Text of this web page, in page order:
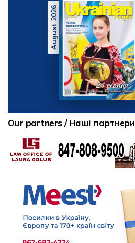
August 2026
Our partners / Наші партнери